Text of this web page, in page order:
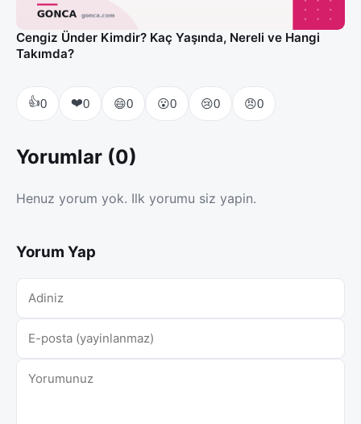
Cengiz Ünder Kimdir? Kaç Yaşında, Nereli ve Hangi
Takımda?
👍0 ❤️0 😄0 😮0 😢0 😠0
Yorumlar (0)
Henuz yorum yok. Ilk yorumu siz yapin.
Yorum Yap